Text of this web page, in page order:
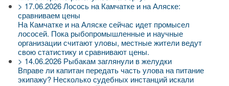
> 17.06.2026Лосось на Камчатке и на Аляске:
сравниваем цены
На Камчатке и на Аляске сейчас идет промысел
лососей. Пока рыбопромышленные и научные
организации считают уловы, местные жители ведут
свою статистику и сравнивают цены.
> 14.06.2026 Рыбакам заглянули в желудки
Вправе ли капитан передать часть улова на питание
экипажу? Несколько судебных инстанций искали